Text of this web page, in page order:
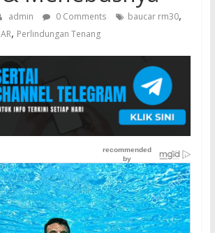
admin 0 Comments baucar rm30,
, Perlindungan Tenang